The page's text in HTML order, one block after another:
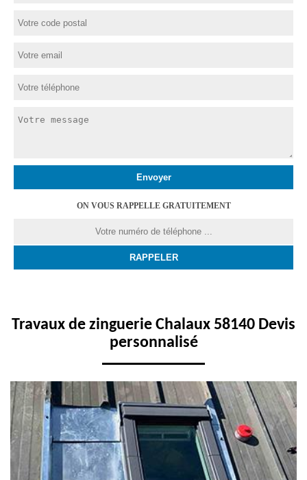
ON VOUS RAPPELLE GRATUITEMENT
Travaux de zinguerie Chalaux 58140 Devis
personnalisé